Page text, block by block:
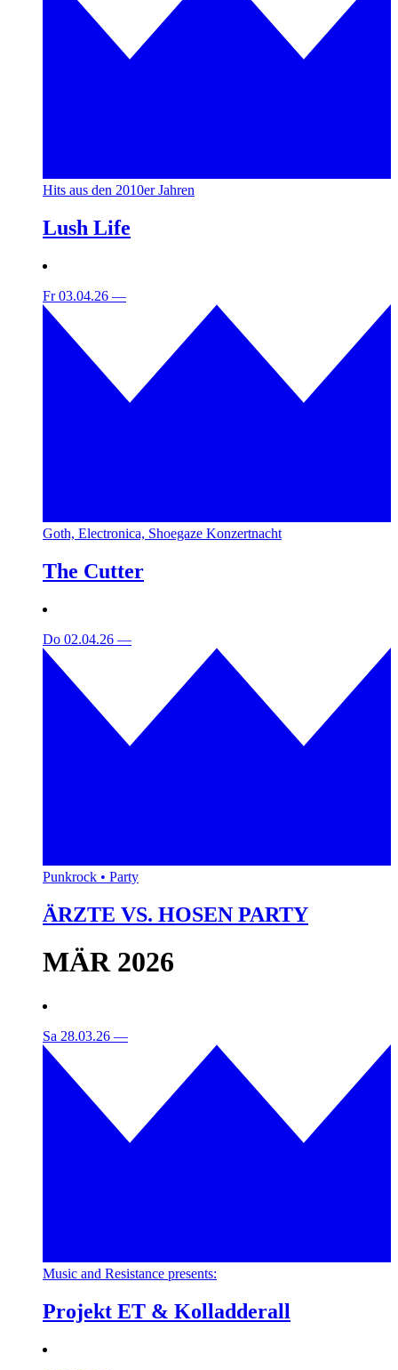
Hits aus den 2010er Jahren
Lush Life
Fr 03.04.26 —
Goth, Electronica, Shoegaze Konzertnacht
The Cutter
Do 02.04.26 —
Punkrock • Party
ÄRZTE VS. HOSEN PARTY
MÄR 2026
Sa 28.03.26 —
Music and Resistance presents:
Projekt ET & Kolladderall